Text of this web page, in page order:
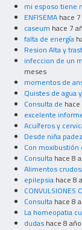
mi esposo tiene
ENFISEMA hace
caseum hace 7
falta de energía
Resion Alta y
infeccion de un
meses
momentos de
Quistes de agua
Consulta de
excelente
Acuíferos y
Desde niña
Con moxibustión
Consulta hace 8
Alimentos
epilepsia hace 8
CONVULSIONES
Consulta hace 8
La homeopatia
dudas hace 8